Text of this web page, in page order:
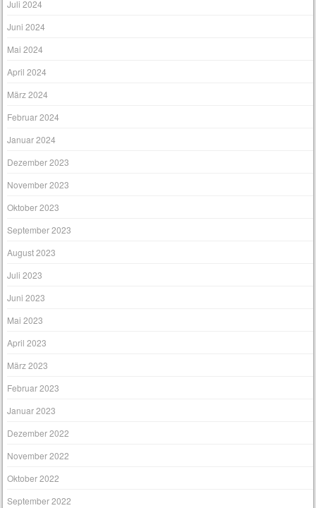
Juli 2024
Juni 2024
Mai 2024
April 2024
März 2024
Februar 2024
Januar 2024
Dezember 2023
November 2023
Oktober 2023
September 2023
August 2023
Juli 2023
Juni 2023
Mai 2023
April 2023
März 2023
Februar 2023
Januar 2023
Dezember 2022
November 2022
Oktober 2022
September 2022